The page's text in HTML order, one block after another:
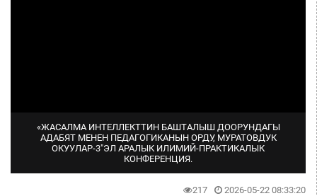
«ЖАСАЛМА ИНТЕЛЛЕКТТИН БАШТАЛЫШ ДООРУНДАГЫ
АДАБЯТ МЕНЕН ПЕДАГОГИКАНЫН ОРДУ, МУРАТОВДУК
ОКУУЛАР-3"ЭЛ АРАЛЫК ИЛИМИЙ-ПРАКТИКАЛЫК
КОНФЕРЕНЦИЯ.
217 2026-05-22 08:33:20